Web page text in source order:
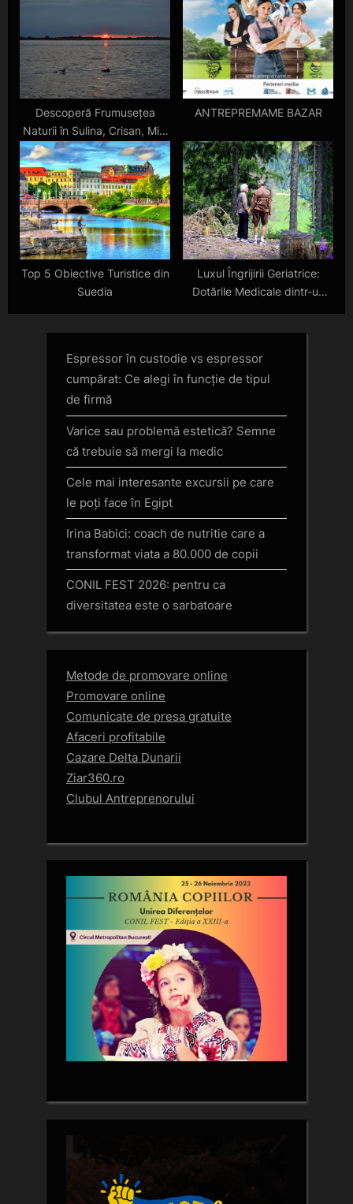
decembrie, prin zambet,
dans, muzica și culoare
Descoperă Frumusețea
Naturii în Sulina, Crisan, Mila
23 și Letea
ANTREPREMAME BAZAR
Top 5 Obiective Turistice din
Suedia
Luxul Îngrijirii Geriatrice:
Dotările Medicale dintr-un
Espressor în custodie vs espressor
cumpărat: Ce alegi în funcție de tipul
de firmă
Varice sau problemă estetică? Semne
că trebuie să mergi la medic
Cele mai interesante excursii pe care
le poți face în Egipt
Irina Babici: coach de nutritie care a
transformat viata a 80.000 de copii
CONIL FEST 2026: pentru ca
diversitatea este o sarbatoare
Metode de promovare online
Promovare online
Comunicate de presa gratuite
Afaceri profitabile
Cazare Delta Dunarii
Ziar360.ro
Clubul Antreprenorului